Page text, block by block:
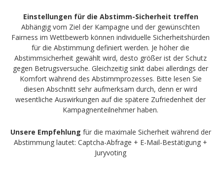
Einstellungen für die Abstimm-Sicherheit treffen
Abhängig vom Ziel der Kampagne und der gewünschten
Fairness im Wettbewerb können individuelle Sicherheitshürden
für die Abstimmung definiert werden. Je höher die
Abstimmsicherheit gewählt wird, desto größer ist der Schutz
gegen Betrugsversuche. Gleichzeitig sinkt dabei allerdings der
Komfort während des Abstimmprozesses. Bitte lesen Sie
diesen Abschnitt sehr aufmerksam durch, denn er wird
wesentliche Auswirkungen auf die spätere Zufriedenheit der
Kampagnenteilnehmer haben.
Unsere Empfehlung für die maximale Sicherheit während der
Abstimmung lautet: Captcha-Abfrage + E-Mail-Bestätigung +
Juryvoting